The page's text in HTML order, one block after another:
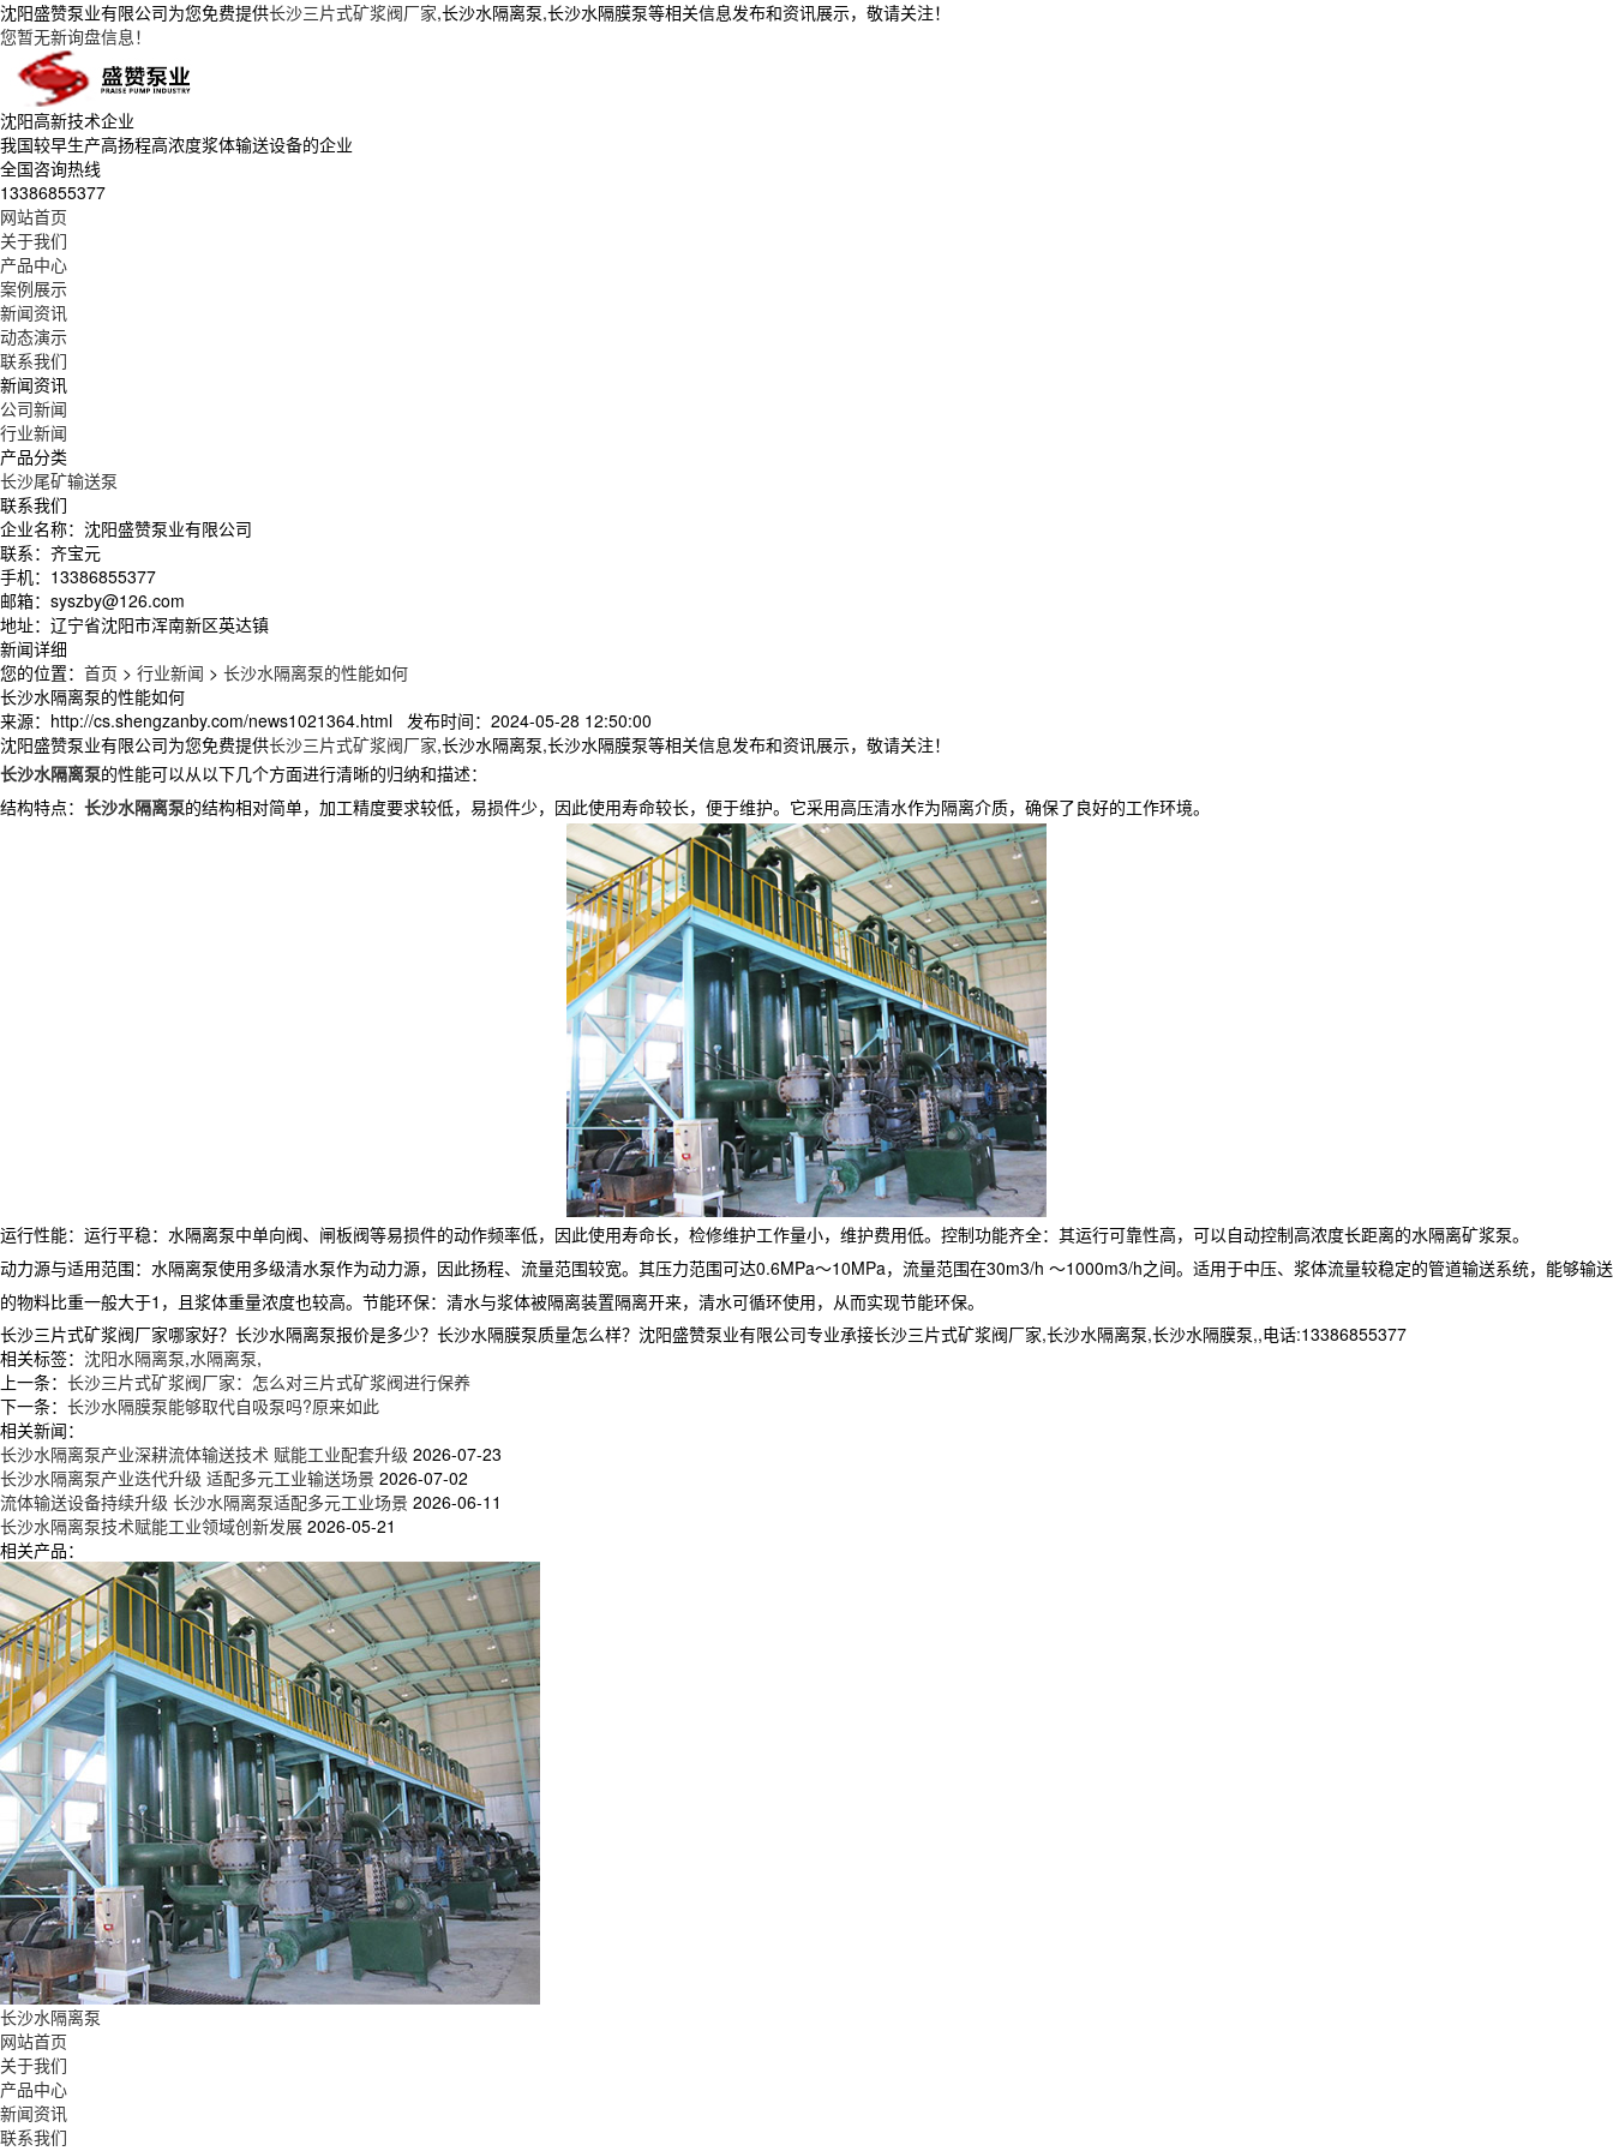
沈阳盛赞泵业有限公司为您免费提供长沙三片式矿浆阀厂家,长沙水隔离泵,长沙水隔膜泵等相关信息发布和资讯展示，敬请关注！
您暂无新询盘信息！
沈阳高新技术企业
我国较早生产高扬程高浓度浆体输送设备的企业
全国咨询热线
13386855377
网站首页
关于我们
产品中心
案例展示
新闻资讯
动态演示
联系我们
新闻资讯
公司新闻
行业新闻
产品分类
长沙尾矿输送泵
联系我们
企业名称：沈阳盛赞泵业有限公司
联系：齐宝元
手机：13386855377
邮箱：syszby@126.com
地址：辽宁省沈阳市浑南新区英达镇
新闻详细
您的位置： 首页 > 行业新闻 > 长沙水隔离泵的性能如何
长沙水隔离泵的性能如何
来源：http://cs.shengzanby.com/news1021364.html 发布时间：2024-05-28 12:50:00
沈阳盛赞泵业有限公司为您免费提供长沙三片式矿浆阀厂家,长沙水隔离泵,长沙水隔膜泵等相关信息发布和资讯展示，敬请关注！
长沙水隔离泵的性能可以从以下几个方面进行清晰的归纳和描述：
结构特点： 长沙水隔离泵的结构相对简单，加工精度要求较低，易损件少，因此使用寿命较长，便于维护。它采用高压清水作为隔离介质，确保了良好的工作环境。
运行性能：运行平稳：水隔离泵中单向阀、闸板阀等易损件的动作频率低，因此使用寿命长，检修维护工作量小，维护费用低。控制功能齐全：其运行可靠性高，可以自动控制高浓度长距离的水隔离矿浆泵。
动力源与适用范围：水隔离泵使用多级清水泵作为动力源，因此扬程、流量范围较宽。其压力范围可达0.6MPa～10MPa，流量范围在30m3/h ～1000m3/h之间。适用于中压、浆体流量较稳定的管道输送系统，能够输送
的物料比重一般大于1，且浆体重量浓度也较高。节能环保：清水与浆体被隔离装置隔离开来，清水可循环使用，从而实现节能环保。
长沙三片式矿浆阀厂家哪家好？长沙水隔离泵报价是多少？长沙水隔膜泵质量怎么样？沈阳盛赞泵业有限公司专业承接长沙三片式矿浆阀厂家,长沙水隔离泵,长沙水隔膜泵,,电话:13386855377
相关标签： 沈阳水隔离泵,水隔离泵,
上一条： 长沙三片式矿浆阀厂家：怎么对三片式矿浆阀进行保养
下一条： 长沙水隔膜泵能够取代自吸泵吗?原来如此
相关新闻：
长沙水隔离泵产业深耕流体输送技术 赋能工业配套升级 2026-07-23
长沙水隔离泵产业迭代升级 适配多元工业输送场景 2026-07-02
流体输送设备持续升级 长沙水隔离泵适配多元工业场景 2026-06-11
长沙水隔离泵技术赋能工业领域创新发展 2026-05-21
相关产品：
长沙水隔离泵
网站首页
关于我们
产品中心
新闻资讯
联系我们